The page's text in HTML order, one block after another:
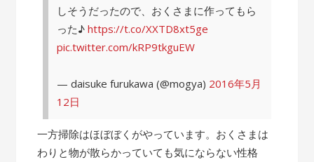
しそうだったので、おくさまに作ってもら
った♪https://t.co/XXTD8xt5ge
pic.twitter.com/kRP9tkguEW
— daisuke furukawa (@mogya) 2016年5月
12日
一方掃除はほぼぼくがやっています。おくさまは
わりと物が散らかっていても気にならない性格